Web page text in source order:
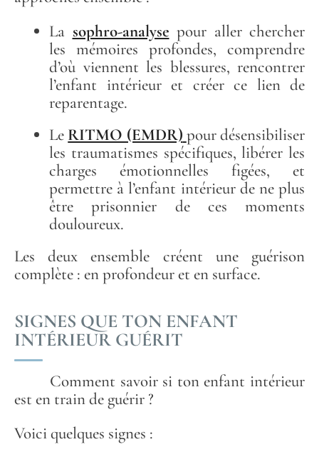
La sophro-analyse pour aller chercher
les mémoires profondes, comprendre
d’où viennent les blessures, rencontrer
l’enfant intérieur et créer ce lien de
reparentage.
Le RITMO (EMDR) pour désensibiliser
les traumatismes spécifiques, libérer les
charges émotionnelles figées, et
permettre à l’enfant intérieur de ne plus
être prisonnier de ces moments
douloureux.
Les deux ensemble créent une guérison
complète : en profondeur et en surface.
SIGNES QUE TON ENFANT
INTÉRIEUR GUÉRIT
Comment savoir si ton enfant intérieur
est en train de guérir ?
Voici quelques signes :